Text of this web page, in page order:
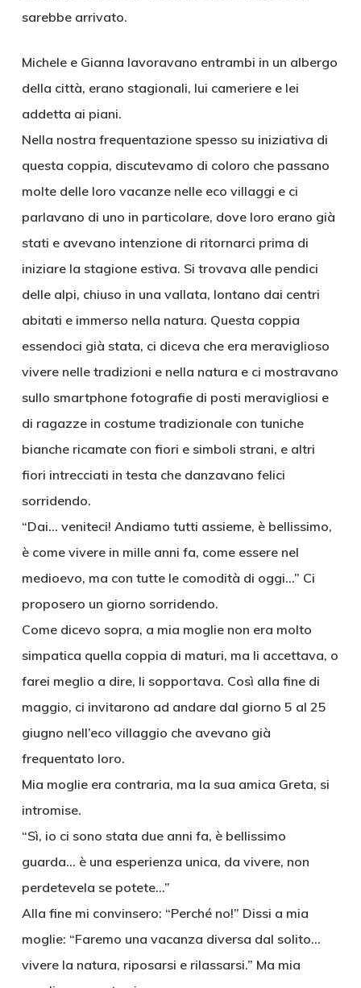
sarebbe arrivato.
Michele e Gianna lavoravano entrambi in un albergo
della città, erano stagionali, lui cameriere e lei
addetta ai piani.
Nella nostra frequentazione spesso su iniziativa di
questa coppia, discutevamo di coloro che passano
molte delle loro vacanze nelle eco villaggi e ci
parlavano di uno in particolare, dove loro erano già
stati e avevano intenzione di ritornarci prima di
iniziare la stagione estiva. Si trovava alle pendici
delle alpi, chiuso in una vallata, lontano dai centri
abitati e immerso nella natura. Questa coppia
essendoci già stata, ci diceva che era meraviglioso
vivere nelle tradizioni e nella natura e ci mostravano
sullo smartphone fotografie di posti meravigliosi e
di ragazze in costume tradizionale con tuniche
bianche ricamate con fiori e simboli strani, e altri
fiori intrecciati in testa che danzavano felici
sorridendo.
“Dai… veniteci! Andiamo tutti assieme, è bellissimo,
è come vivere in mille anni fa, come essere nel
medioevo, ma con tutte le comodità di oggi…” Ci
proposero un giorno sorridendo.
Come dicevo sopra, a mia moglie non era molto
simpatica quella coppia di maturi, ma li accettava, o
farei meglio a dire, li sopportava. Così alla fine di
maggio, ci invitarono ad andare dal giorno 5 al 25
giugno nell’eco villaggio che avevano già
frequentato loro.
Mia moglie era contraria, ma la sua amica Greta, si
intromise.
“Sì, io ci sono stata due anni fa, è bellissimo
guarda… è una esperienza unica, da vivere, non
perdetevela se potete…”
Alla fine mi convinsero: “Perché no!” Dissi a mia
moglie: “Faremo una vacanza diversa dal solito…
vivere la natura, riposarsi e rilassarsi.” Ma mia